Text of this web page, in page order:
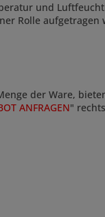
und
Rolle aufgetragen
der Ware,
ANFRAGEN"